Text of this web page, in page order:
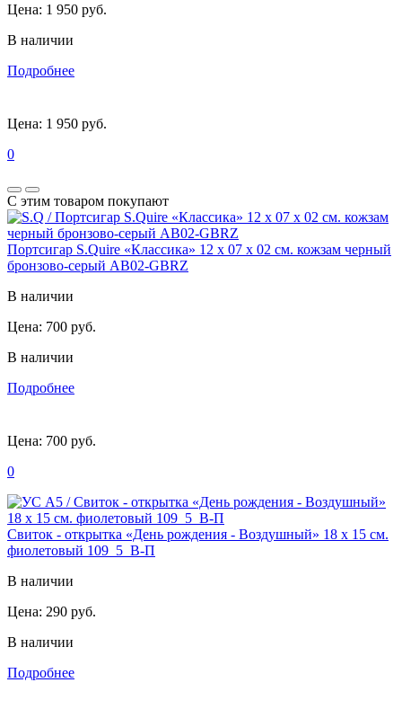
Цена: 1 950 руб.
В наличии
Подробнее
Цена: 1 950 руб.
0
С этим товаром покупают
Портсигар S.Quire «Классика» 12 х 07 х 02 см. кожзам черный
бронзово-серый AB02-GBRZ
В наличии
Цена: 700 руб.
В наличии
Подробнее
Цена: 700 руб.
0
Свиток - открытка «День рождения - Воздушный» 18 х 15 см.
фиолетовый 109_5_В-П
В наличии
Цена: 290 руб.
В наличии
Подробнее